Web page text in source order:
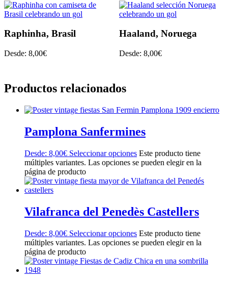
Raphinha, Brasil
Desde: 8,00€
Haaland, Noruega
Desde: 8,00€
Productos relacionados
Pamplona Sanfermines
Desde: 8,00€ Seleccionar opciones Este producto tiene
múltiples variantes. Las opciones se pueden elegir en la
página de producto
Vilafranca del Penedès Castellers
Desde: 8,00€ Seleccionar opciones Este producto tiene
múltiples variantes. Las opciones se pueden elegir en la
página de producto